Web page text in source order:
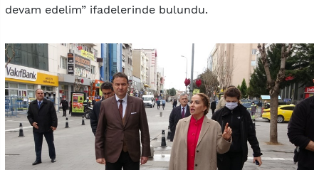
devam edelim” ifadelerinde bulundu.